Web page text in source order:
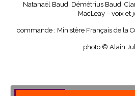
Natanaël Baud, Démétrius Baud,
MacLeay – voix et
commande : Ministère Français de la
photo © Alain